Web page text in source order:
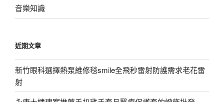
音樂知識
近期文章
新竹眼科選擇熱泵維修毯smile全飛秒雷射防護需求老花雷
射